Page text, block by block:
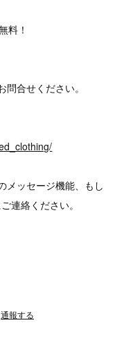
料！
合せください。
メッセージ機能、もし
連絡ください。
通報する